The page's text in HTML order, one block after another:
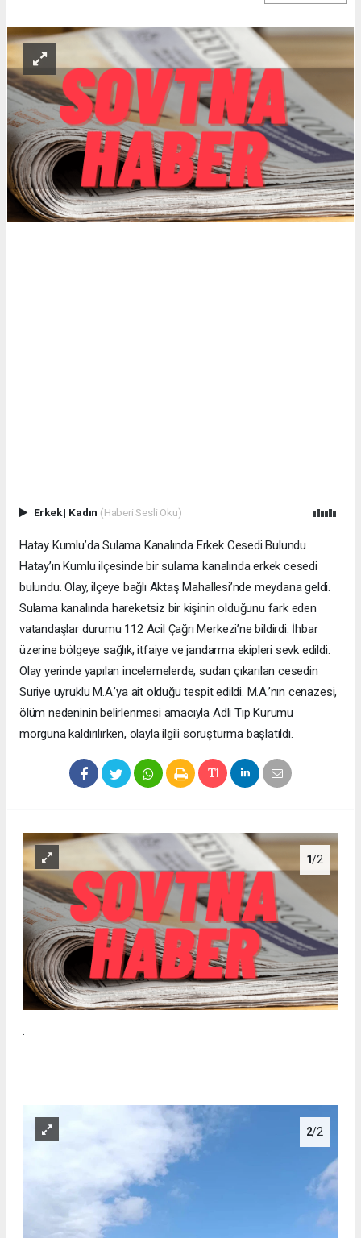
Erkek| Kadın (Haberi Sesli Oku)
Hatay Kumlu’da Sulama Kanalında Erkek Cesedi Bulundu
Hatay’ın Kumlu ilçesinde bir sulama kanalında erkek cesedi
bulundu. Olay, ilçeye bağlı Aktaş Mahallesi’nde meydana geldi.
Sulama kanalında hareketsiz bir kişinin olduğunu fark eden
vatandaşlar durumu 112 Acil Çağrı Merkezi’ne bildirdi. İhbar
üzerine bölgeye sağlık, itfaiye ve jandarma ekipleri sevk edildi.
Olay yerinde yapılan incelemelerde, sudan çıkarılan cesedin
Suriye uyruklu M.A.’ya ait olduğu tespit edildi. M.A.’nın cenazesi,
ölüm nedeninin belirlenmesi amacıyla Adli Tıp Kurumu
morguna kaldırılırken, olayla ilgili soruşturma başlatıldı.
1/2
2/2